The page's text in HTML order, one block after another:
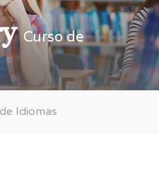
Curso de
Idiomas